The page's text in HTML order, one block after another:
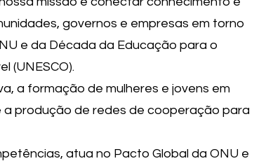
governos e empresas em torno
e da Década da Educação para o
(UNESCO).
a formação de mulheres e jovens em
produção de redes de cooperação para
atua no Pacto Global da ONU e